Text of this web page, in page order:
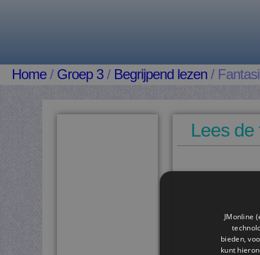
Home/ Groep 3/ Begrijpend lezen /
Lees de
JMonline
bieden,
kunt